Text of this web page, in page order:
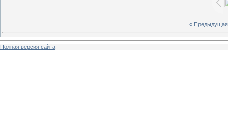
« Предыдущая
Полная версия сайта